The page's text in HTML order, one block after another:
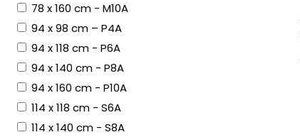
78 x 160 cm - M10A
94 x 98 cm – P4A
94 x 118 cm - P6A
94 x 140 cm - P8A
94 x 160 cm - P10A
114 x 118 cm - S6A
114 x 140 cm - S8A